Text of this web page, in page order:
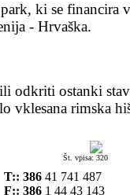
ki se financira
- Hrvaška.
odkriti ostanki
vklesana rimska
Št. vpisa: 320
T:: 386 41 741 487
F:: 386 1 44 43 143